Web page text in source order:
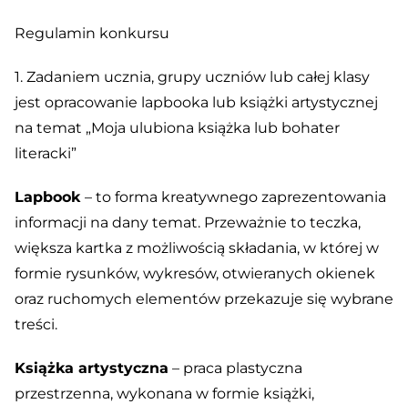
Regulamin konkursu
1. Zadaniem ucznia, grupy uczniów lub całej klasy
jest opracowanie lapbooka lub książki artystycznej
na temat „Moja ulubiona książka lub bohater
literacki”
Lapbook – to forma kreatywnego zaprezentowania
informacji na dany temat. Przeważnie to teczka,
większa kartka z możliwością składania, w której w
formie rysunków, wykresów, otwieranych okienek
oraz ruchomych elementów przekazuje się wybrane
treści.
Książka artystyczna – praca plastyczna
przestrzenna, wykonana w formie książki,